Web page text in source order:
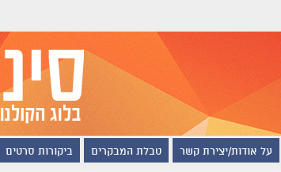
על אודות/יצירת קשר טבלת המבקרים ביקורות סרטים